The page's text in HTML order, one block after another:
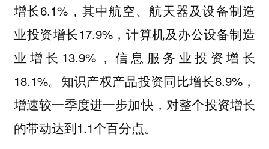
增长6.1%，其中航空、航天器及设备制造
业投资增长17.9%，计算机及办公设备制造
业增长13.9%，信息服务业投资增长
18.1%。知识产权产品投资同比增长8.9%，
增速较一季度进一步加快，对整个投资增长
的带动达到1.1个百分点。